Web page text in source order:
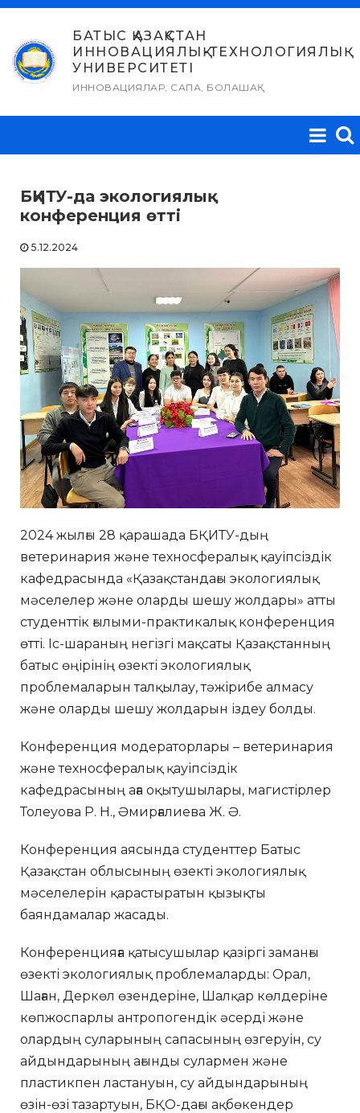
Skip
content
БАТЫС ҚАЗАҚСТАН
ИННОВАЦИЯЛЫҚ-ТЕХНОЛОГИЯЛЫҚ
УНИВЕРСИТЕТІ
ИННОВАЦИЯЛАР, САПА, БОЛАШАҚ
БҚИТУ-да экологиялық
конференция өтті
5.12.2024
2024 жылғы 28 қарашада БҚИТУ-дың
ветеринария және техносфералық қауіпсіздік
кафедрасында «Қазақстандағы экологиялық
мәселелер және оларды шешу жолдары» атты
студенттік ғылыми-практикалық конференция
өтті. Іс-шараның негізгі мақсаты Қазақстанның
батыс өңірінің өзекті экологиялық
проблемаларын талқылау, тәжірибе алмасу
және оларды шешу жолдарын іздеу болды.
Конференция модераторлары – ветеринария
және техносфералық қауіпсіздік
кафедрасының аға оқытушылары, магистірлер
Толеуова Р. Н., Әмирғалиева Ж. Ә.
Конференция аясында студенттер Батыс
Қазақстан облысының өзекті экологиялық
мәселелерін қарастыратын қызықты
баяндамалар жасады.
Конференцияға қатысушылар қазіргі заманғы
өзекті экологиялық проблемаларды: Орал,
Шаған, Деркөл өзендеріне, Шалқар көлдеріне
көпжоспарлы антропогендік әсерді және
олардың суларының сапасының өзгеруін, су
айдындарының ағынды сулармен және
пластикпен ластануын, су айдындарының
өзін-өзі тазартуын, БҚО-дағы ақбөкендер